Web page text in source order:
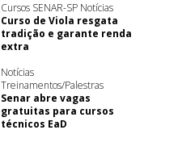
Cursos SENAR-SP Notícias
Curso de Viola resgata
tradição e garante renda
extra
Notícias
Treinamentos/Palestras
Senar abre vagas
gratuitas para cursos
técnicos EaD